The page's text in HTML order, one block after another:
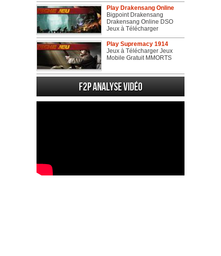
Play Drakensang Online
Bigpoint Drakensang
Drakensang Online DSO
Jeux à Télécharger
Play Supremacy 1914
Jeux à Télécharger Jeux
Mobile Gratuit MMORTS
F2P Analyse vidéo